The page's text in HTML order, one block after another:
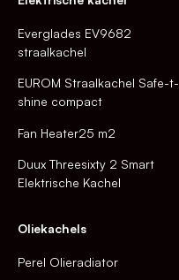
Everglades EV9682
straalkachel
EUROM Straalkachel Safe-t-
shine compact
Fan Heater25 m2
Duux Threesixty 2 Smart
Elektrische Kachel
Oliekachels
Perel Olieradiator